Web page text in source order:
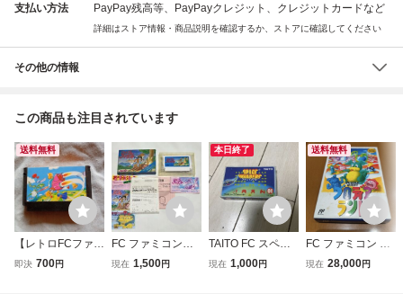
支払い方法 PayPay残高等、PayPayクレジット、クレジットカードなど
詳細はストア情報・商品説明を確認するか、ストアに確認してください
その他の情報
この商品も注目されています
送料無料
【レトロFCファミ
コンソフト】コナ
即決 700円
FC ファミコン
リップルアイラン
現在 1,500円
本日終了
TAITO FC スペー
スインベーダー フ
現在 1,000円
送料無料
FC ファミコン ブ
ロディアランド P
現在 28,000円